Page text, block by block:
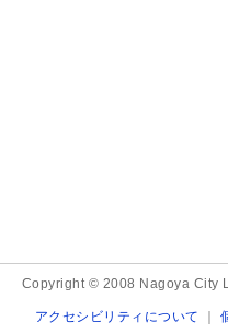
Copyright © 2008 Nagoya City
アクセシビリティについて ｜